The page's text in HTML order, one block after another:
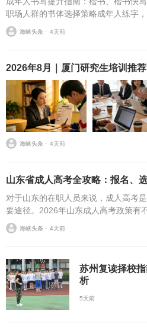
职场人群的书体选择策略成年人练字
常常面临一个具体问题：字丑想改善
书快写，或者干脆练行...
海峡头条 ⋅ 4天前
2026年8月｜厦门研究生培训推荐
海峡头条 ⋅ 4天前
山东省成人高考全攻略：报名、
对于山东的在职人员来说，成人高考
要途径。2026年山东成人高考政策有
程、条件筛选、院校选择等方面存在
程、报考条件、院校...
海峡头条 ⋅ 4天前
苏州复读择校
析
5天前